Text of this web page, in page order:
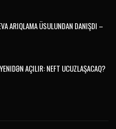
ARIQLAMA ÜSULUNDAN DANIŞDI –
AÇILIR: NEFT UCUZLAŞACAQ?